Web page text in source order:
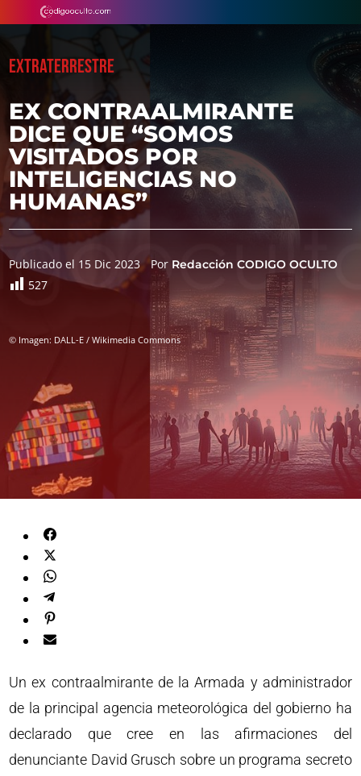
EXTRATERRESTRE
EX CONTRAALMIRANTE
DICE QUE “SOMOS
VISITADOS POR
INTELIGENCIAS NO
HUMANAS”
Publicado el 15 Dic 2023 Por Redacción CODIGO OCULTO
527
© Imagen: DALL-E / Wikimedia Commons
Un ex contraalmirante de la Armada y administrador
de la principal agencia meteorológica del gobierno ha
declarado que cree en las afirmaciones del
denunciante David Grusch sobre un programa secreto